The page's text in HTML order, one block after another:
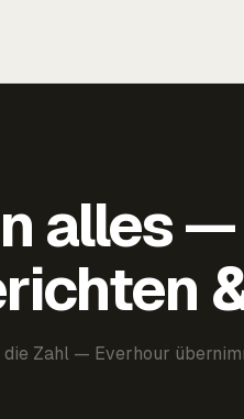
alles
Zahl — Everhour